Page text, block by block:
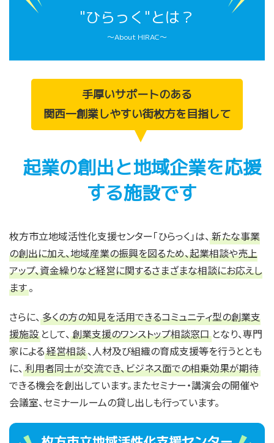
"ひらっく"とは？
～About HIRAC～
手厚いサポートのある
関西一創業しやすい街枚方を目指して
起業の創出と地域企業を応援
する施設です
枚方市立地域活性化支援センター「ひらっく」は、 新たな事業
の創出に加え、地域産業の振興を図るため、起業相談や売上
アップ、資金繰りなど経営に関するさまざまな相談にお応えし
ます。
さらに、 多くの方の知見を活用できるコミュニティ型の創業支
援施設 として、 創業支援のワンストップ相談窓口 となり、専門
家による経営相談、人材及び組織の育成支援等を行うととも
に、 利用者同士が交流でき、ビジネス面での相乗効果が期待
できる機会を創出しています。またセミナー・講演会の開催や
会議室、セミナールームの貸し出しも行っています。